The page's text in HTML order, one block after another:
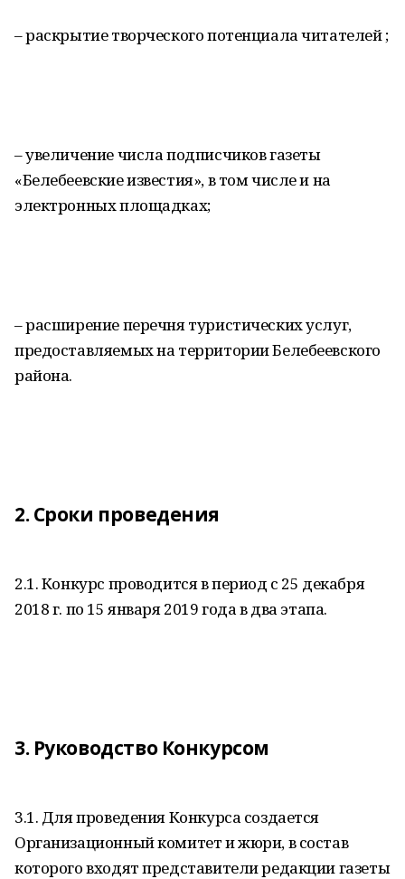
– раскрытие творческого потенциала читателей ;
– увеличение числа подписчиков газеты
«Белебеевские известия», в том числе и на
электронных площадках;
– расширение перечня туристических услуг,
предоставляемых на территории Белебеевского
района.
2. Сроки проведения
2.1. Конкурс проводится в период с 25 декабря
2018 г. по 15 января 2019 года в два этапа.
3. Руководство Конкурсом
3.1. Для проведения Конкурса создается
Организационный комитет и жюри, в состав
которого входят представители редакции газеты